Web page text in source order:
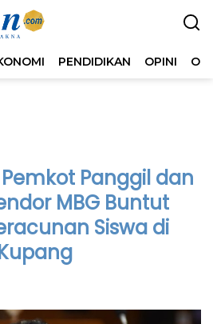
PENDIDIKAN OPINI
Pemkot Panggil dan
MBG Buntut
Siswa di